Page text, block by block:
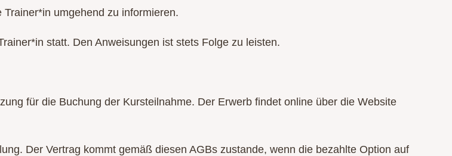
umgehend zu informieren.
statt. Den Anweisungen ist stets Folge zu leisten.
für die Buchung der Kursteilnahme. Der Erwerb findet online über die Website
Der Vertrag kommt gemäß diesen AGBs zustande, wenn die bezahlte Option auf